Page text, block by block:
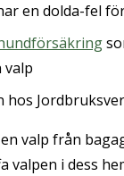
en dolda-fel
valp
hos
en valp från
valpen i dess